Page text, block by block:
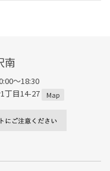
南
～18:30
丁目14-27
Map